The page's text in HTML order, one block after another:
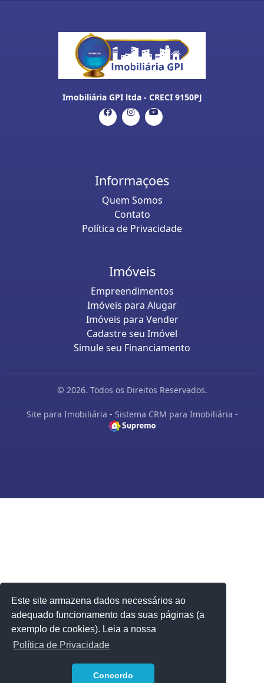
Este site armazena dados necessários ao
adequado funcionamento das suas páginas (a
exemplo de cookies). Leia a nossa
Política de Privacidade
Concordo
Imobiliária GPI ltda - CRECI 9150PJ
Informaçoes
Quem Somos
Contato
Política de Privacidade
Imóveis
Empreendimentos
Imóveis para Alugar
Imóveis para Vender
Cadastre seu Imóvel
Simule seu Financiamento
© 2026. Todos os Direitos Reservados.
Site para Imobiliária - Sistema CRM para Imobiliária -